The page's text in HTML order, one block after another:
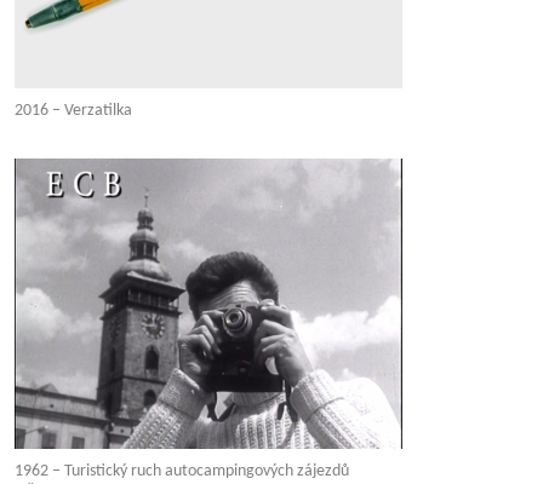
2016 – Verzatilka
1962 – Turistický ruch autocampingových zájezdů